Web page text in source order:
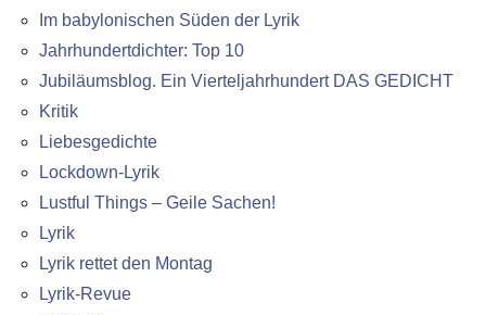
Im babylonischen Süden der Lyrik
Jahrhundertdichter: Top 10
Jubiläumsblog. Ein Vierteljahrhundert DAS GEDICHT
Kritik
Liebesgedichte
Lockdown-Lyrik
Lustful Things – Geile Sachen!
Lyrik
Lyrik rettet den Montag
Lyrik-Revue